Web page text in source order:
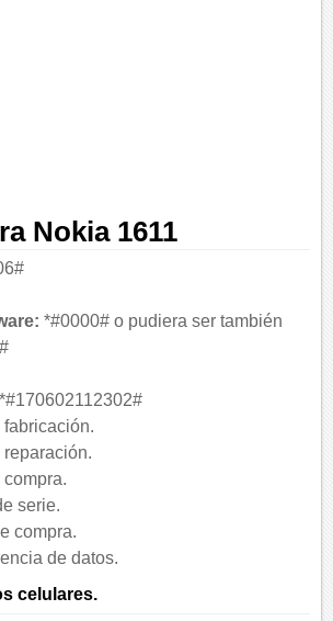
Nokia 1611
*#0000# o pudiera ser también
*#170602112302#
serie.
compra.
de datos.
celulares.